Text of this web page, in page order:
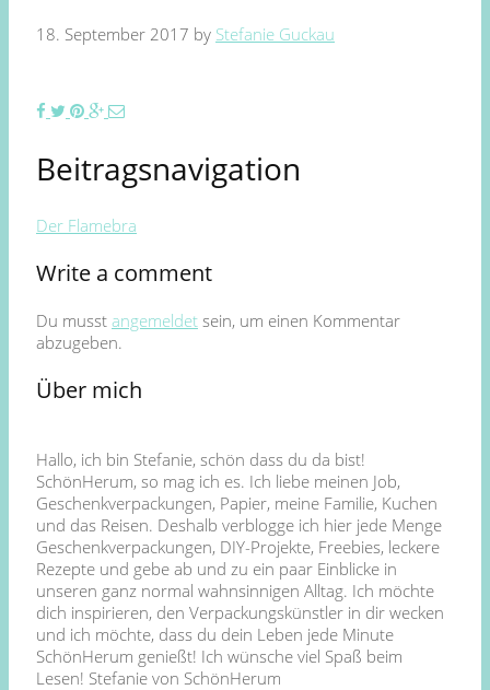
18. September 2017 by Stefanie Guckau
Beitragsnavigation
Der Flamebra
Write a comment
Du musst angemeldet sein, um einen Kommentar
abzugeben.
Über mich
Hallo, ich bin Stefanie, schön dass du da bist!
SchönHerum, so mag ich es. Ich liebe meinen Job,
Geschenkverpackungen, Papier, meine Familie, Kuchen
und das Reisen. Deshalb verblogge ich hier jede Menge
Geschenkverpackungen, DIY-Projekte, Freebies, leckere
Rezepte und gebe ab und zu ein paar Einblicke in
unseren ganz normal wahnsinnigen Alltag. Ich möchte
dich inspirieren, den Verpackungskünstler in dir wecken
und ich möchte, dass du dein Leben jede Minute
SchönHerum genießt! Ich wünsche viel Spaß beim
Lesen! Stefanie von SchönHerum